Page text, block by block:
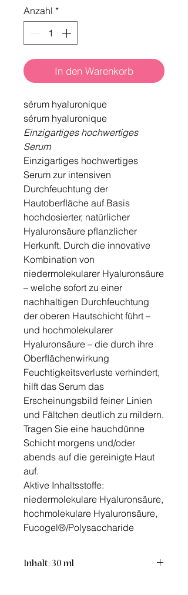
Anzahl *
In den Warenkorb
sérum hyaluronique
sérum hyaluronique
Einzigartiges hochwertiges
Serum
Einzigartiges hochwertiges
Serum zur intensiven
Durchfeuchtung der
Hautoberﬂäche auf Basis
hochdosierter, natürlicher
Hyaluronsäure pﬂanzlicher
Herkunft. Durch die innovative
Kombination von
niedermolekularer Hyaluronsäure
– welche sofort zu einer
nachhaltigen Durchfeuchtung
der oberen Hautschicht führt –
und hochmolekularer
Hyaluronsäure – die durch ihre
Oberﬂächenwirkung
Feuchtigkeitsverluste verhindert,
hilft das Serum das
Erscheinungsbild feiner Linien
und Fältchen deutlich zu mildern.
Tragen Sie eine hauchdünne
Schicht morgens und/oder
abends auf die gereinigte Haut
auf.
Aktive Inhaltsstoffe:
niedermolekulare Hyaluronsäure,
hochmolekulare Hyaluronsäure,
Fucogel®/Polysaccharide
Inhalt: 30 ml